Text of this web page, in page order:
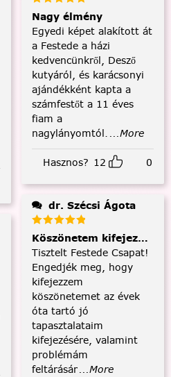
Nagy élmény
Egyedi képet alakított át
a Festede a házi
kedvencünkről, Desző
kutyáról, és karácsonyi
ajándékként kapta a
számfestőt a 11 éves
fiam a
nagylányomtól. ...More
Hasznos? 12 0
dr. Szécsi Ágota
Köszönetem kifejezése
Tisztelt Festede Csapat!
Engedjék meg, hogy
kifejezzem
köszönetemet az évek
óta tartó jó
tapasztalataim
kifejezésére, valamint
problémám
feltárásár...More